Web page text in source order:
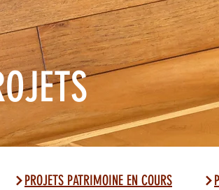
PROJETS PATRIMOINE EN COURS